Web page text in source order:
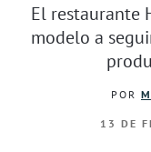
El restaurante
modelo a
POR
13 DE